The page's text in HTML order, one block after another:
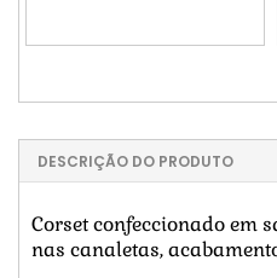
DESCRIÇÃO DO PRODUTO
Corset confeccionado em
nas canaletas,